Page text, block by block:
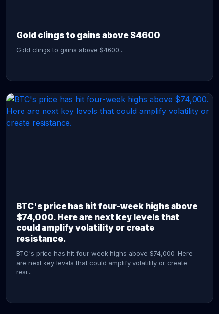
Gold clings to gains above $4600
Gold clings to gains above $4600...
BTC's price has hit four-week highs above
$74,000. Here are next key levels that
could amplify volatility or create
resistance.
BTC's price has hit four-week highs above $74,000. Here
are next key levels that could amplify volatility or create
resi...